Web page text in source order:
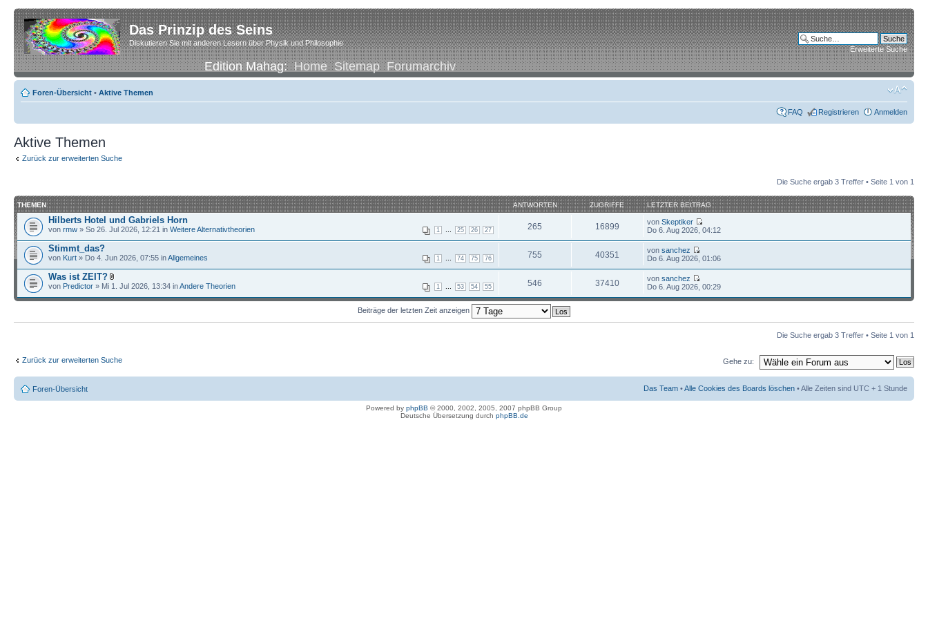
Das Prinzip des Seins
Diskutieren Sie mit anderen Lesern über Physik und Philosophie
Edition Mahag:Home Sitemap Forumarchiv
Erweiterte Suche
Foren-Übersicht • Aktive Themen
FAQ Registrieren Anmelden
Aktive Themen
Zurück zur erweiterten Suche
Die Suche ergab 3 Treffer • Seite 1 von 1
THEMEN ANTWORTEN ZUGRIFFE LETZTER BEITRAG
Hilberts Hotel und Gabriels Horn
1 25 26 27
von rmw » So 26. Jul 2026, 12:21 in Weitere Alternativtheorien 265 16899 vonSkeptiker
Do 6. Aug 2026, 04:12
Stimmt_das?
1 74 75 76
von Kurt » Do 4. Jun 2026, 07:55 inAllgemeines 755 40351 vonsanchez
Do 6. Aug 2026, 01:06
Was ist ZEIT?
1 53 54 55
von Predictor » Mi 1. Jul 2026, 13:34 inAndere Theorien 546 37410 vonsanchez
Do 6. Aug 2026, 00:29
Beiträge der letzten Zeit anzeigen
Die Suche ergab 3 Treffer • Seite 1 von 1
Zurück zur erweiterten Suche Gehe zu:
Foren-Übersicht Das Team •Alle Cookies des Boards löschen • Alle Zeiten sind UTC + 1 Stunde
Powered by phpBB © 2000, 2002, 2005, 2007 phpBB Group
Deutsche Übersetzung durch phpBB.de